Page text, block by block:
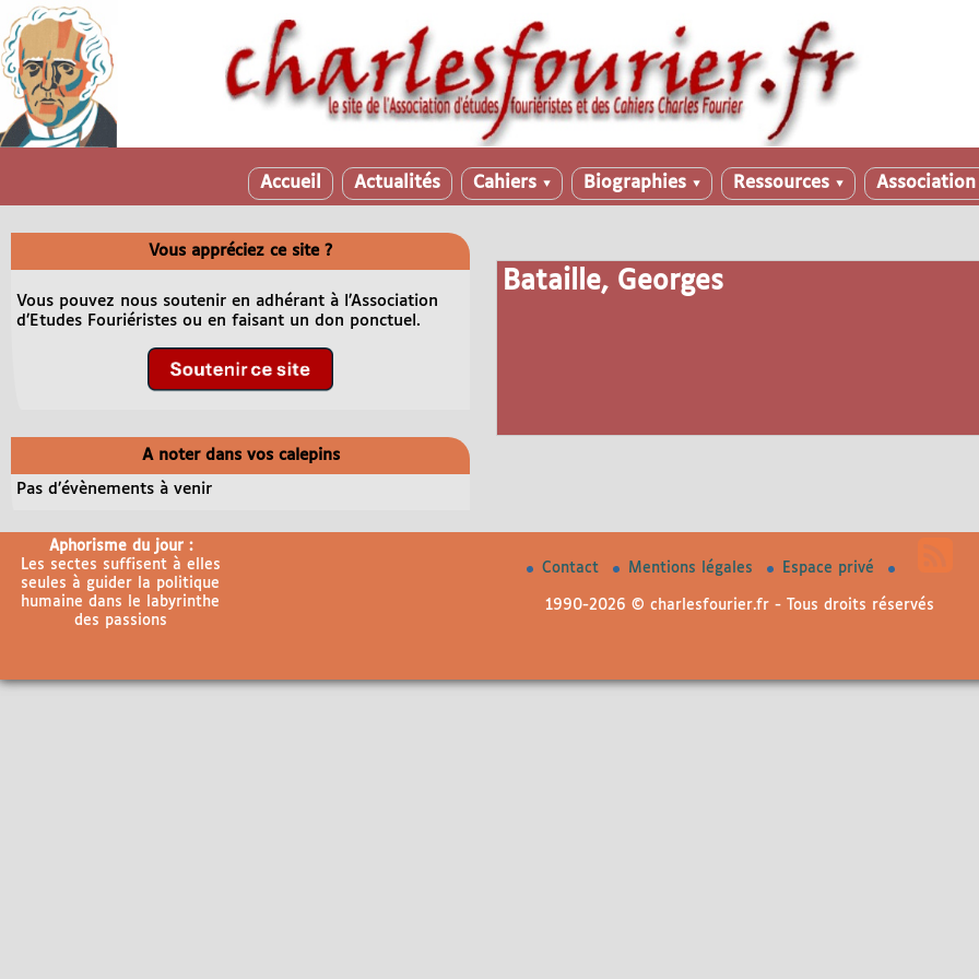
Accueil Actualités Cahiers ▼ Biographies ▼ Ressources ▼
Bataille, Georges
Vous appréciez ce site ?
Vous pouvez nous soutenir en adhérant à l’Association
d’Etudes Fouriéristes ou en faisant un don ponctuel.
A noter dans vos calepins
Pas d’évènements à venir
Aphorisme du jour :
Les sectes suffisent à elles
seules à guider la politique
humaine dans le labyrinthe
des passions
Contact Mentions légales Espace privé
1990-2026 © charlesfourier.fr - Tous droits réservés